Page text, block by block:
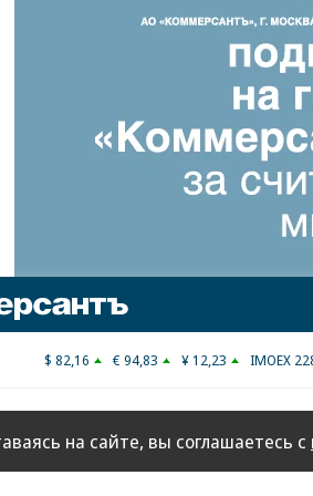
$ 82,16 € 94,83 ¥ 12,23 IMOEX
на сайте, вы соглашаетесь с